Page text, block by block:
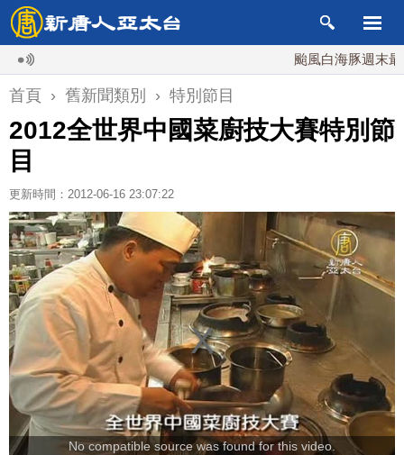
颱風白海豚週末最接
首頁 › 舊新聞類別 › 特別節目
2012全世界中國菜廚技大賽特別節
目
更新時間：2012-06-16 23:07:22
No compatible source was found for this video.